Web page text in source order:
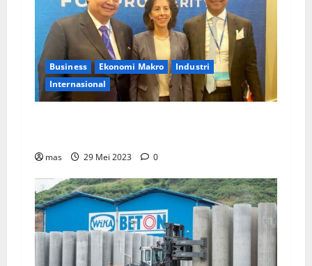
Business Ekonomi Makro
Industri
Internasional
mas 29 Mei 2023 0